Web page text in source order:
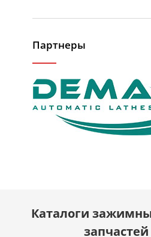
Партнеры
Каталоги
запчастей